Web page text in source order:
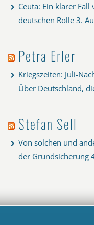
Ceuta: Ein klarer
deutschen Rolle 3.
Petra Erler
Kriegszeiten: Juli-
Über Deutschland,
Stefan Sell
Von solchen und
der Grundsicherung